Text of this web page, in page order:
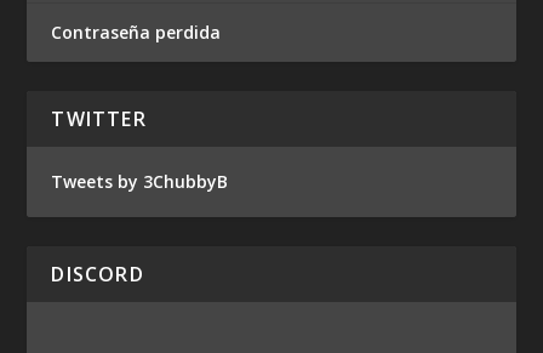
Contraseña perdida
TWITTER
Tweets by 3ChubbyB
DISCORD